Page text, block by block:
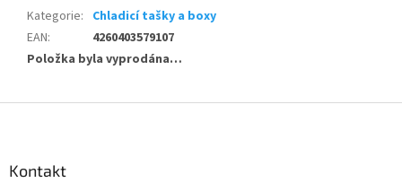
Kategorie: Chladicí tašky a boxy
EAN:
4260403579107
Položka byla vyprodána…
Kontakt